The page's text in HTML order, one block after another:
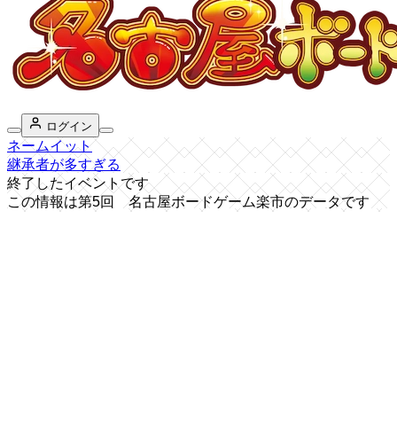
ログイン
ネームイット
継承者が多すぎる
終了したイベントです
この情報は第5回 名古屋ボードゲーム楽市のデータです